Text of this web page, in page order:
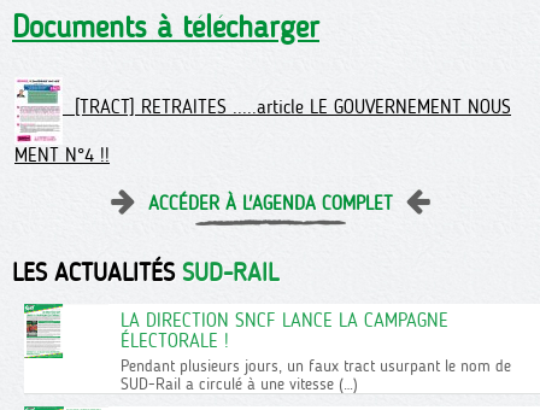
Documents à télécharger
[TRACT] RETRAITES .....article LE GOUVERNEMENT NOUS
MENT N°4 !!
ACCÉDER À L'AGENDA COMPLET
LES ACTUALITÉS SUD-RAIL
LA DIRECTION SNCF LANCE LA CAMPAGNE
ÉLECTORALE !
Pendant plusieurs jours, un faux tract usurpant le nom de
SUD-Rail a circulé à une vitesse (…)